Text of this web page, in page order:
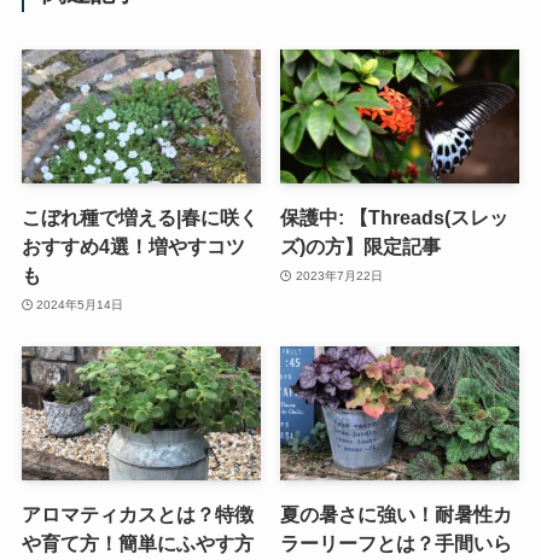
こぼれ種で増える|春に咲く
おすすめ4選！増やすコツ
も
2024年5月14日
保護中: 【Threads(スレッ
ズ)の方】限定記事
2023年7月22日
アロマティカスとは？特徴
や育て方！簡単にふやす方
夏の暑さに強い！耐暑性カ
ラーリーフとは？手間いら